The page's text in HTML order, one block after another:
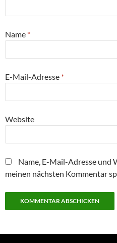
Name *
E-Mail-Adresse *
Website
Name, E-Mail-Adresse und
meinen nächsten Kommentar